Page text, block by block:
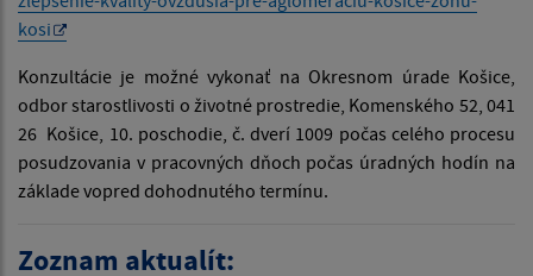
kosi
Konzultácie je možné vykonať na Okresnom úrade Košice,
odbor starostlivosti o životné prostredie, Komenského 52, 041
26 Košice, 10. poschodie, č. dverí 1009 počas celého procesu
posudzovania v pracovných dňoch počas úradných hodín na
základe vopred dohodnutého termínu.
Zoznam aktualít: